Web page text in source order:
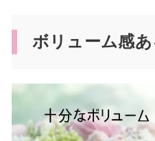
ボリューム感